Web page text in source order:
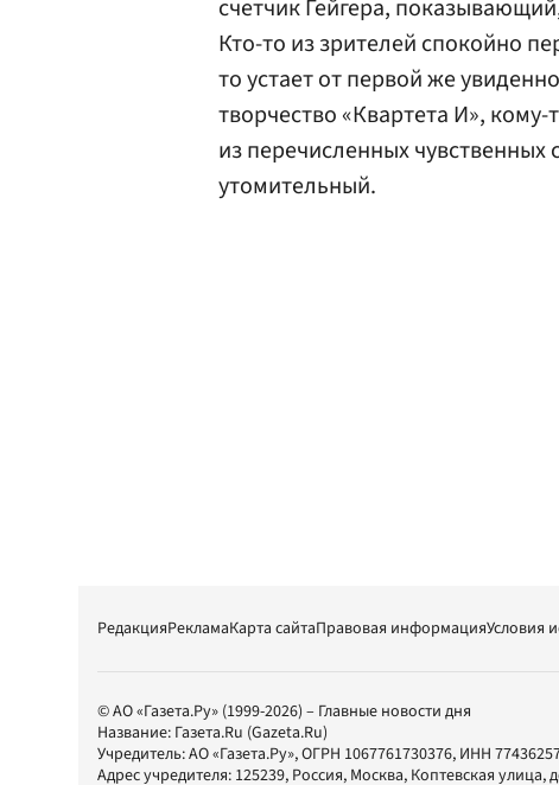
счетчик Гейгера,
Кто-то из зрителей спокойно
то устает от первой же
творчество «Квартета И»,
из перечисленных
утомительный.
РедакцияРекламаКарта сайтаПравовая информацияУсловия
© АО «Газета.Ру» (1999-2026) – Главные новости дня
Название: Газета.Ru (Gazeta.Ru)
Учредитель:АО «Газета.Ру», ОГРН 1067761730376, ИНН
Адрес учредителя: 125239, Россия, Москва, Коптевская улица,